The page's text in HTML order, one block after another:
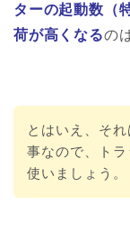
ターの起動数（
荷が高くなるの
とはいえ、そ
事なので、トラ
使いましょう。